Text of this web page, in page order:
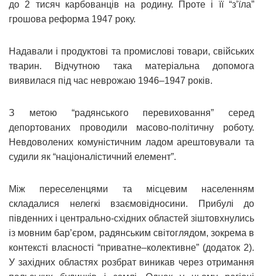
до 2 тисяч карбованців на родину. Проте і її “з’їла”
грошова реформа 1947 року.
Надавали і продуктові та промислові товари, свійських
тварин. Відчутною така матеріальна допомога
виявилася під час неврожаю 1946–1947 років.
З метою “радянського перевиховання” серед
депортованих проводили масово-політичну роботу.
Невдоволених комуністичним ладом арештовували та
судили як “націоналістичний елемент”.
Між переселенцями та місцевим населенням
складалися нелегкі взаємовідносини. Прибулі до
південних і центрально-східних областей зіштовхнулись
із мовним бар’єром, радянським світоглядом, зокрема в
контексті власності “приватне–колективне” (додаток 2).
У західних областях розбрат виникав через отримання